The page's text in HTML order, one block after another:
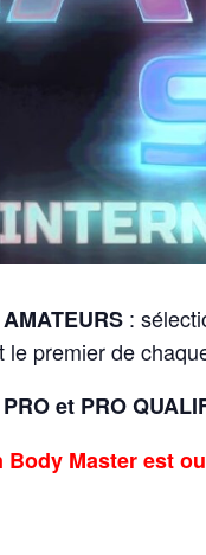
AMATEURS:
le premier de
et PRO
Body Master est